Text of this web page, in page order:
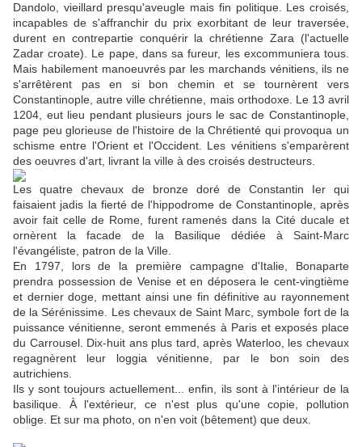
Dandolo, vieillard presqu'aveugle mais fin politique. Les croisés,
incapables de s'affranchir du prix exorbitant de leur traversée,
durent en contrepartie conquérir la chrétienne Zara (l'actuelle
Zadar croate). Le pape, dans sa fureur, les excommuniera tous.
Mais habilement manoeuvrés par les marchands vénitiens, ils ne
s'arrêtèrent pas en si bon chemin et se tournèrent vers
Constantinople, autre ville chrétienne, mais orthodoxe. Le 13 avril
1204, eut lieu pendant plusieurs jours le sac de Constantinople,
page peu glorieuse de l'histoire de la Chrétienté qui provoqua un
schisme entre l'Orient et l'Occident. Les vénitiens s'emparèrent
des oeuvres d'art, livrant la ville à des croisés destructeurs.
Les quatre chevaux de bronze doré de Constantin Ier qui
faisaient jadis la fierté de l'hippodrome de Constantinople, après
avoir fait celle de Rome, furent ramenés dans la Cité ducale et
ornèrent la facade de la Basilique dédiée à Saint-Marc
l'évangéliste, patron de la Ville.
En 1797, lors de la première campagne d'Italie, Bonaparte
prendra possession de Venise et en déposera le cent-vingtième
et dernier doge, mettant ainsi une fin définitive au rayonnement
de la Sérénissime. Les chevaux de Saint Marc, symbole fort de la
puissance vénitienne, seront emmenés à Paris et exposés place
du Carrousel. Dix-huit ans plus tard, après Waterloo, les chevaux
regagnèrent leur loggia vénitienne, par le bon soin des
autrichiens.
Ils y sont toujours actuellement... enfin, ils sont à l'intérieur de la
basilique. À l'extérieur, ce n'est plus qu'une copie, pollution
oblige. Et sur ma photo, on n'en voit (bêtement) que deux.